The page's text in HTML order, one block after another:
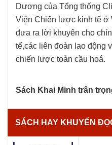
Dương của Tổng thống
Viện Chiến lược kinh tế ở
đưa ra lời khuyên cho
tế,các liên đoàn lao động
chiến lược toàn cầu hoá.
Sách Khai Minh trân
SÁCH HAY KHUYẾN